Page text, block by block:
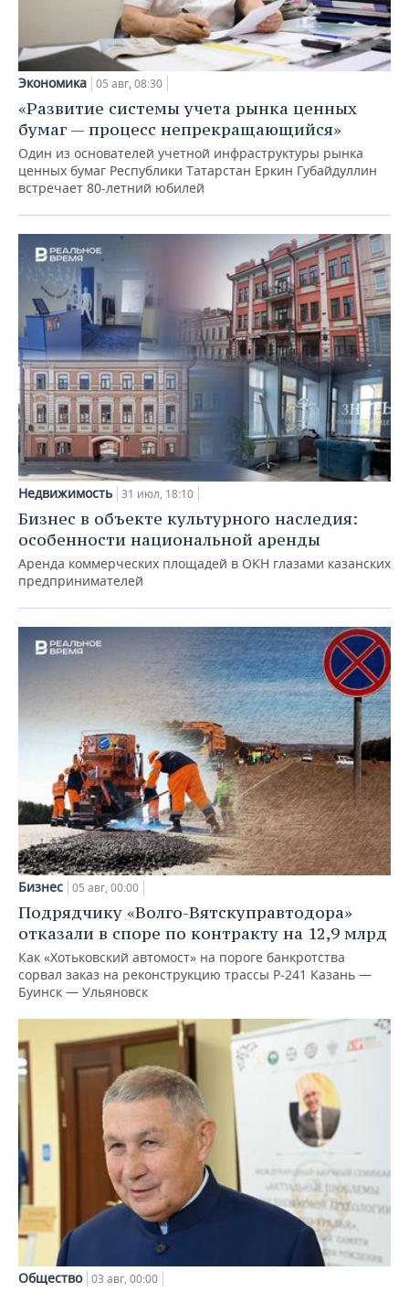
Экономика 05 авг, 08:30
«Развитие системы учета рынка ценных
бумаг — процесс непрекращающийся»
Один из основателей учетной инфраструктуры рынка
ценных бумаг Республики Татарстан Еркин Губайдуллин
встречает 80-летний юбилей
Недвижимость 31 июл, 18:10
Бизнес в объекте культурного наследия:
особенности национальной аренды
Аренда коммерческих площадей в ОКН глазами казанских
предпринимателей
Бизнес 05 авг, 00:00
Подрядчику «Волго-Вятскуправтодора»
отказали в споре по контракту на 12,9 млрд
Как «Хотьковский автомост» на пороге банкротства
сорвал заказ на реконструкцию трассы Р‑241 Казань —
Буинск — Ульяновск
Общество 03 авг, 00:00